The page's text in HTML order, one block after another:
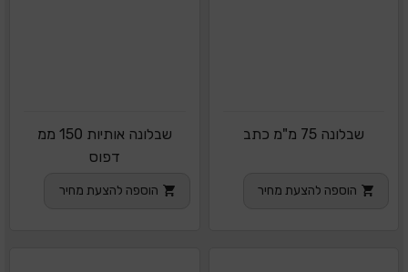
שבלונה 75 מ"מ כתב
הוספה להצעת מחיר
שבלונה אותיות 150 ממ
דפוס
הוספה להצעת מחיר